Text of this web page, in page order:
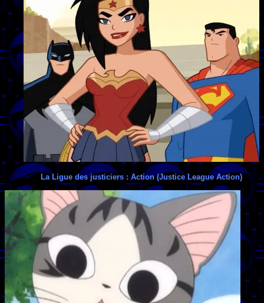
La Ligue des justiciers : Action (Justice League Action)